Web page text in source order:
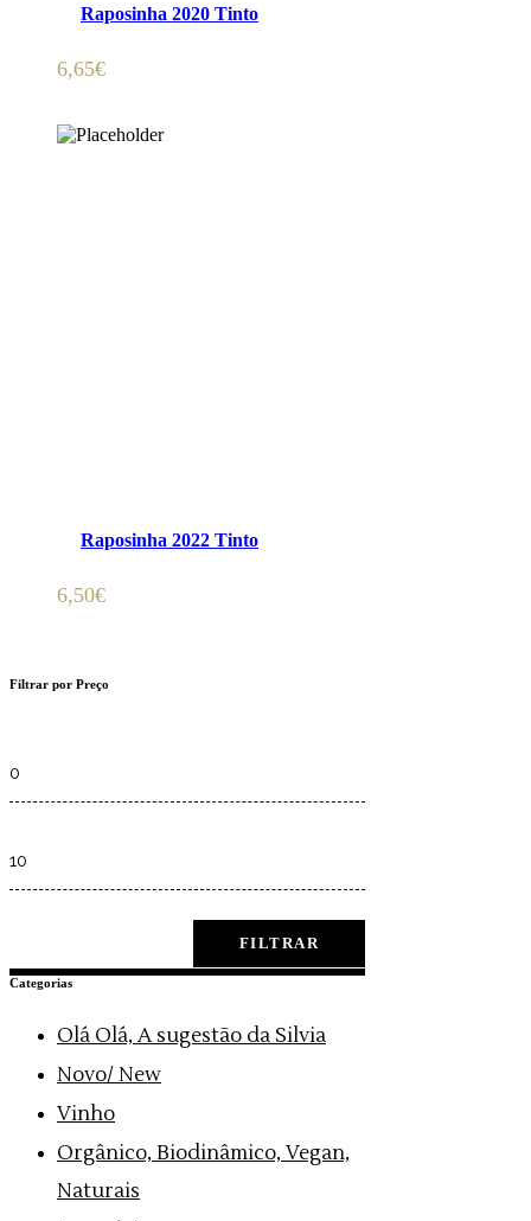
Raposinha 2020 Tinto
6,65€
Raposinha 2022 Tinto
6,50€
Filtrar por Preço
price
price
FILTRAR
Categorias
Olá Olá, A sugestão da Silvia
Novo/ New
Vinho
Orgânico, Biodinâmico, Vegan,
Naturais